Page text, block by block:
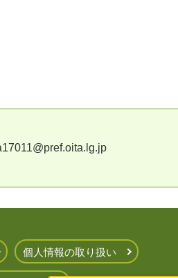
個人情報の取り扱い